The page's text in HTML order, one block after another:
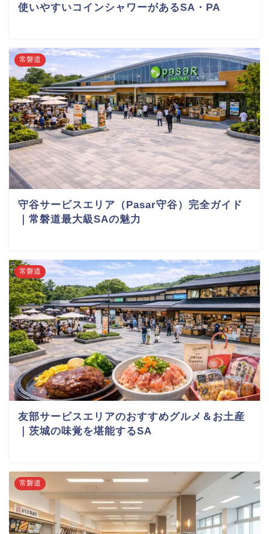
使いやすいコインシャワーがあるSA・PA
常磐道
守谷サービスエリア（Pasar守谷）完全ガイド
｜常磐道最大級SAの魅力
常磐道
友部サービスエリアのおすすめグルメ＆お土産
｜茨城の味覚を堪能するSA
常磐道